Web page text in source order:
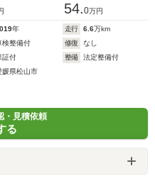
54.0万円
年 走行 6.6万km
検整備付 修復
なし
証付 整備
法定整備付
媛県松山市
・見積依頼
る